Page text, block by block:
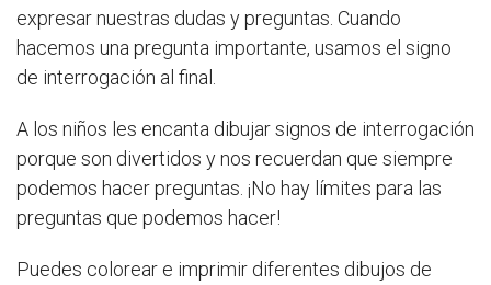
expresar nuestras dudas y preguntas. Cuando
hacemos una pregunta importante, usamos el signo
de interrogación al final.
A los niños les encanta dibujar signos de interrogación
porque son divertidos y nos recuerdan que siempre
podemos hacer preguntas. ¡No hay límites para las
preguntas que podemos hacer!
Puedes colorear e imprimir diferentes dibujos de